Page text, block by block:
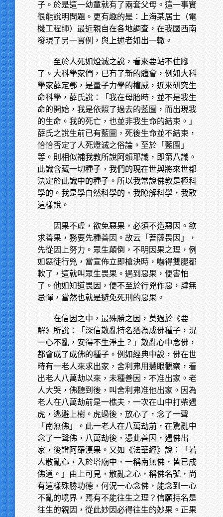
子。於是這一幼童就有了兩套父母。這一事實
很能說明問題。更有趣的是：上海某居士（電
機工程師）最近親自在各地調查，在我國西南
發現了另一實例，與上述者如出一轍。
至於人死如燈滅之說，看來要站不住腳
了。大科學家們，已有了新的體會，例如大科
學家薛定鄂，是量子力學的權威，近來研究生
命科學，薛氏說：「我在母胎時，並不是我生
命的開始，我是依照了過去的藍圖，而出現我
的生命。我的死亡，也並非我生命的結束。」
薛氏之說生前已有藍圖，死後生命並不結束，
恰恰否定了人死燈滅之俗論。至於「藍圖」
等。則相似補我教所說阿賴耶識，即第八識。
此識含藏一切種子，我們的現在世與將來世都
決定於此識中的種子。所以我常說佛教是極科
學的。我是學自然科學的，我瞭解科學，我敢
這樣說。
因果不虛，欲免惡果，必須不造惡因。欲
求善果，務要先種善因。故云「菩薩畏因」，
先從因上努力。眾生顛倒，不明因果之理，例
如惡徒行兇，當宣佈立即槍決時，嚇得雙腿都
軟了，這就叫眾生畏果。遇到惡果，便害怕
了。他如知道畏因，便不至於行兇作惡，肆無
忌憚，當然也就是避免死刑的惡果。
在信因之中，最殊勝之因，莫過於《要
解》所說：「深信散亂持名猶為成佛種子，況
一心不亂，安得不生淨土？」散亂心中念佛，
都會成了成佛的種子。例如經典中說，佛在世
時有一老人來求出家，舍利弗用慧眼觀察，看
出老人八萬劫以來，未種善因，不准出家。老
人大哭，佛聽到後，叫舍利弗准他出家。因為
老人在八萬劫前是一樵夫，一次在山中打柴遇
虎，逃避上樹。虎過後，放心了，念了一聲
「南無佛」。此一老人在八萬劫前，在驚亂中
念了一聲佛，八萬劫後，憑此善因，遇佛出
家，後證阿羅漢果。又如《法華經》說：「若
人散亂心，入於塔廟中，一稱南無佛，皆已成
佛道。」由上可見，散亂之心，稱佛名號，尚
有這樣殊勝功德，何況一心念佛，能念到一心
不亂的境界，焉有不能往生之理？信願持名是
往生的親因，從此妙因必得往生的妙果。正果